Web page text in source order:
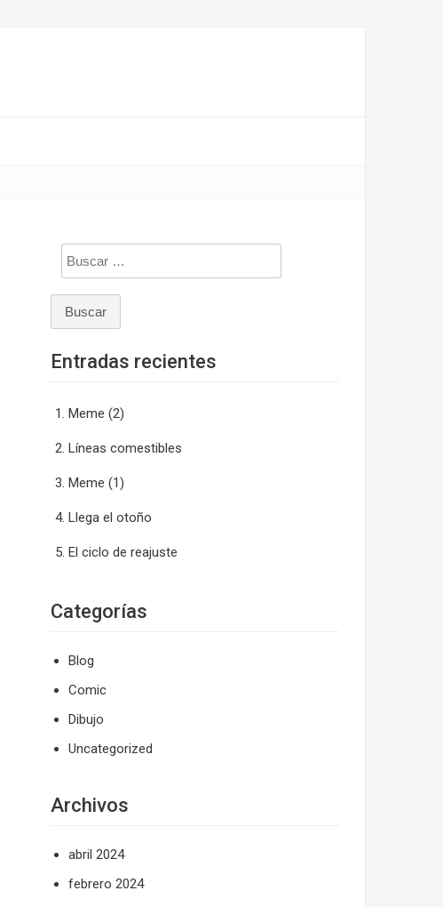
Buscar:
Entradas recientes
Meme (2)
Líneas comestibles
Meme (1)
Llega el otoño
El ciclo de reajuste
Categorías
Blog
Comic
Dibujo
Uncategorized
Archivos
abril 2024
febrero 2024